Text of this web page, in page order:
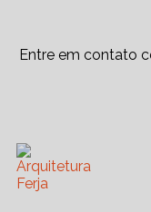
Entre em contato